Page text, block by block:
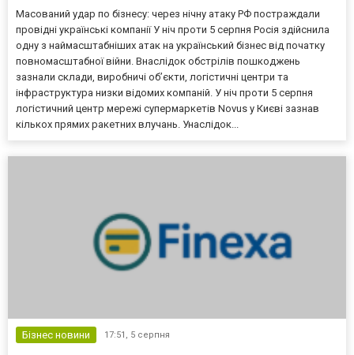
Масований удар по бізнесу: через нічну атаку РФ постраждали
провідні українські компанії У ніч проти 5 серпня Росія здійснила
одну з наймасштабніших атак на український бізнес від початку
повномасштабної війни. Внаслідок обстрілів пошкоджень
зазнали склади, виробничі об’єкти, логістичні центри та
інфраструктура низки відомих компаній. У ніч проти 5 серпня
логістичний центр мережі супермаркетів Novus у Києві зазнав
кількох прямих ракетних влучань. Унаслідок...
Бізнес новини 17:51, 5 серпня